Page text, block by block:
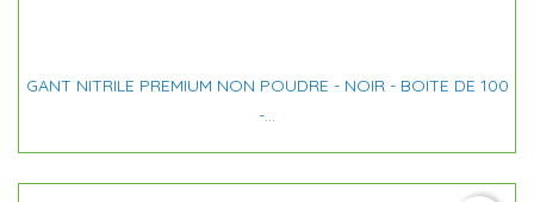
GANT NITRILE PREMIUM NON POUDRE - NOIR - BOITE DE 100
-...